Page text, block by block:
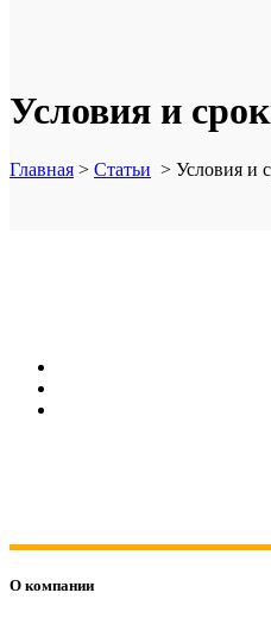
Условия и
Главная > Статьи > Условия и
О компании